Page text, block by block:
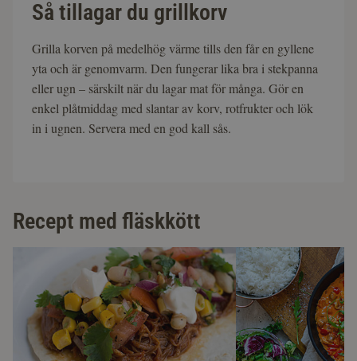
Så tillagar du grillkorv
Grilla korven på medelhög värme tills den får en gyllene
yta och är genomvarm. Den fungerar lika bra i stekpanna
eller ugn – särskilt när du lagar mat för många. Gör en
enkel plåtmiddag med slantar av korv, rotfrukter och lök
in i ugnen. Servera med en god kall sås.
Recept med fläskkött